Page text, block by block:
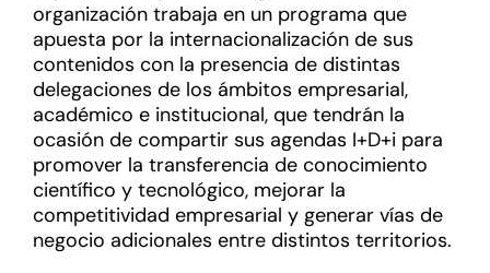
organización trabaja en un programa que
apuesta por la internacionalización de sus
contenidos con la presencia de distintas
delegaciones de los ámbitos empresarial,
académico e institucional, que tendrán la
ocasión de compartir sus agendas I+D+i para
promover la transferencia de conocimiento
científico y tecnológico, mejorar la
competitividad empresarial y generar vías de
negocio adicionales entre distintos territorios.